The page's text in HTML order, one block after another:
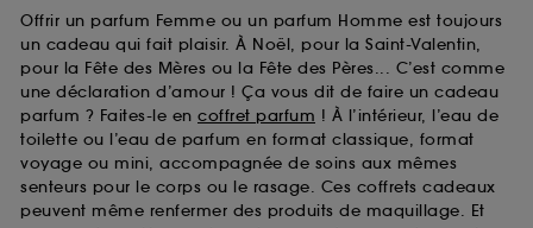
Offrir un parfum Femme ou un parfum Homme est toujours
un cadeau qui fait plaisir. À Noël, pour la Saint-Valentin,
pour la Fête des Mères ou la Fête des Pères... C’est comme
une déclaration d’amour ! Ça vous dit de faire un cadeau
parfum ? Faites-le en coffret parfum ! À l’intérieur, l’eau de
toilette ou l’eau de parfum en format classique, format
voyage ou mini, accompagnée de soins aux mêmes
senteurs pour le corps ou le rasage. Ces coffrets cadeaux
peuvent même renfermer des produits de maquillage. Et